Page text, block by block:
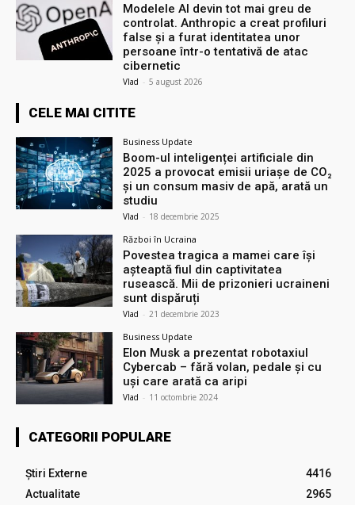
Modelele AI devin tot mai greu de
controlat. Anthropic a creat profiluri
false și a furat identitatea unor
persoane într-o tentativă de atac
cibernetic
Vlad - 5 august 2026
CELE MAI CITITE
Business Update
Boom-ul inteligenței artificiale din
2025 a provocat emisii uriașe de CO₂
și un consum masiv de apă, arată un
studiu
Vlad - 18 decembrie 2025
Război în Ucraina
Povestea tragica a mamei care își
așteaptă fiul din captivitatea
rusească. Mii de prizonieri ucraineni
sunt dispăruți
Vlad - 21 decembrie 2023
Business Update
Elon Musk a prezentat robotaxiul
Cyberсab – fără volan, pedale și cu
uși care arată ca aripi
Vlad - 11 octombrie 2024
CATEGORII POPULARE
Știri Externe
4416
Actualitate
2965